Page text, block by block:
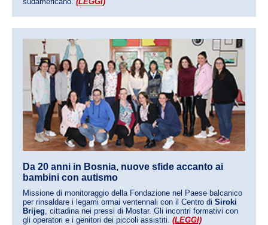
Da 20 anni in Bosnia, nuove sfide accanto ai
bambini con autismo
Missione di monitoraggio della Fondazione nel Paese balcanico
per rinsaldare i legami ormai ventennali con il Centro di Siroki
Brijeg, cittadina nei pressi di Mostar. Gli incontri formativi con
gli operatori e i genitori dei piccoli assistiti. (LEGGI)